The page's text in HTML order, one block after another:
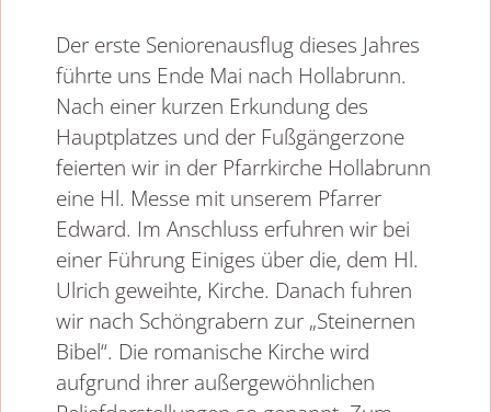
Der erste Seniorenausflug dieses Jahres
führte uns Ende Mai nach Hollabrunn.
Nach einer kurzen Erkundung des
Hauptplatzes und der Fußgängerzone
feierten wir in der Pfarrkirche Hollabrunn
eine Hl. Messe mit unserem Pfarrer
Edward. Im Anschluss erfuhren wir bei
einer Führung Einiges über die, dem Hl.
Ulrich geweihte, Kirche. Danach fuhren
wir nach Schöngrabern zur „Steinernen
Bibel“. Die romanische Kirche wird
aufgrund ihrer außergewöhnlichen